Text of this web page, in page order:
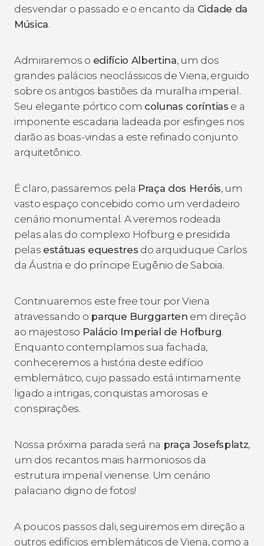
desvendar o passado e o encanto da Cidade da
Música.
Admiraremos o edifício Albertina, um dos
grandes palácios neoclássicos de Viena, erguido
sobre os antigos bastiões da muralha imperial.
Seu elegante pórtico com colunas coríntias e a
imponente escadaria ladeada por esfinges nos
darão as boas-vindas a este refinado conjunto
arquitetônico.
É claro, passaremos pela Praça dos Heróis, um
vasto espaço concebido como um verdadeiro
cenário monumental. A veremos rodeada
pelas alas do complexo Hofburg e presidida
pelas estátuas equestres do arquiduque Carlos
da Áustria e do príncipe Eugênio de Saboia.
Continuaremos este free tour por Viena
atravessando o parque Burggarten em direção
ao majestoso Palácio Imperial de Hofburg.
Enquanto contemplamos sua fachada,
conheceremos a história deste edifício
emblemático, cujo passado está intimamente
ligado a intrigas, conquistas amorosas e
conspirações.
Nossa próxima parada será na praça Josefsplatz,
um dos recantos mais harmoniosos da
estrutura imperial vienense. Um cenário
palaciano digno de fotos!
A poucos passos dali, seguiremos em direção a
outros edifícios emblemáticos de Viena, como a